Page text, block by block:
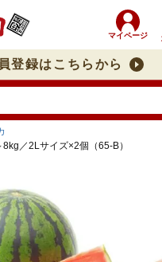
マイページ
登録はこちらから
／2Lサイズ×2個（65-B）